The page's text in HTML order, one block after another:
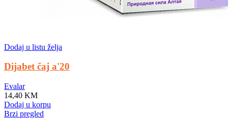
Dodaj u listu želja
Dijabet čaj a'20
Evalar
14,40 KM
Dodaj u korpu
Brzi pregled